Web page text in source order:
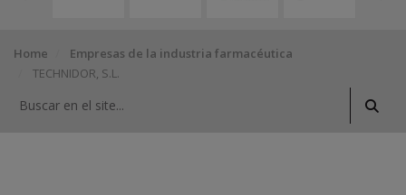
Home
Empresas de la industria farmacéutica
TECHNIDOR, S.L.